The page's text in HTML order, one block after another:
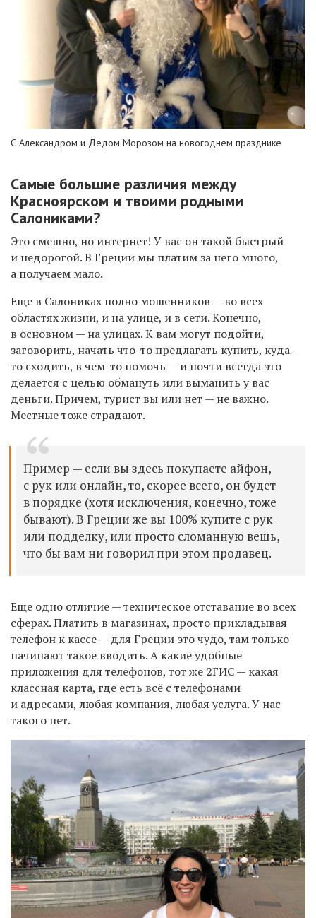
С Александром и Дедом Морозом на новогоднем празднике
Самые большие различия между
Красноярском и твоими родными
Салониками?
Это смешно, но интернет! У вас он такой быстрый
и недорогой. В Греции мы платим за него много,
а получаем мало.
Еще в Салониках полно мошенников — во всех
областях жизни, и на улице, и в сети. Конечно,
в основном — на улицах. К вам могут подойти,
заговорить, начать что-то предлагать купить, куда-
то сходить, в чем-то помочь — и почти всегда это
делается с целью обмануть или выманить у вас
деньги. Причем, турист вы или нет — не важно.
Местные тоже страдают.
Пример — если вы здесь покупаете айфон,
с рук или онлайн, то, скорее всего, он будет
в порядке (хотя исключения, конечно, тоже
бывают). В Греции же вы 100% купите с рук
или подделку, или просто сломанную вещь,
что бы вам ни говорил при этом продавец.
Еще одно отличие — техническое отставание во всех
сферах. Платить в магазинах, просто прикладывая
телефон к кассе — для Греции это чудо, там только
начинают такое вводить. А какие удобные
приложения для телефонов, тот же 2ГИС — какая
классная карта, где есть всё с телефонами
и адресами, любая компания, любая услуга. У нас
такого нет.